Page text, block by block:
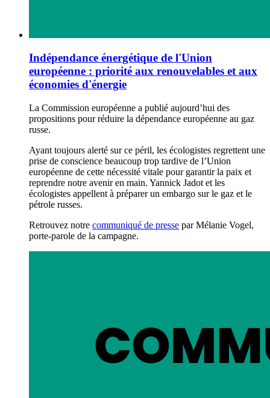
Indépendance énergétique de l'Union
européenne : priorité aux renouvelables et aux
économies d'énergie
La Commission européenne a publié aujourd’hui des
propositions pour réduire la dépendance européenne au gaz
russe.
Ayant toujours alerté sur ce péril, les écologistes regrettent une
prise de conscience beaucoup trop tardive de l’Union
européenne de cette nécessité vitale pour garantir la paix et
reprendre notre avenir en main. Yannick Jadot et les
écologistes appellent à préparer un embargo sur le gaz et le
pétrole russes.
Retrouvez notre communiqué de presse par Mélanie Vogel,
porte-parole de la campagne.